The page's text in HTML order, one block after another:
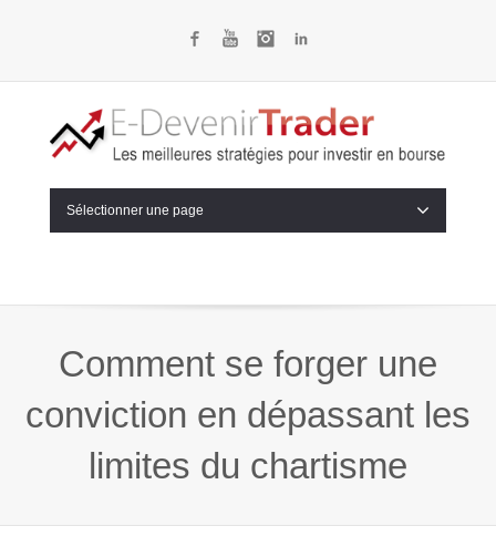
FacebookYouTubeInstagram
Sélectionner une page
Comment se forger une
conviction en dépassant les
limites du chartisme